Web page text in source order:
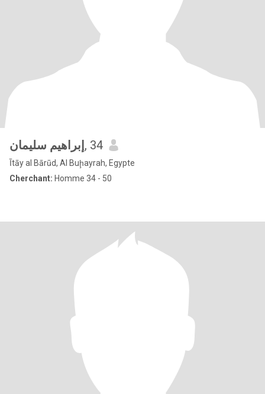
إبراهيم سليمان , 34
Ītāy al Bārūd, Al Buḩayrah, Egypte
Cherchant: Homme 34 - 50